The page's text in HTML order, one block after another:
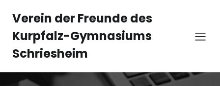
Inhalt
springen
Verein der Freunde des
Kurpfalz-Gymnasiums
Schriesheim